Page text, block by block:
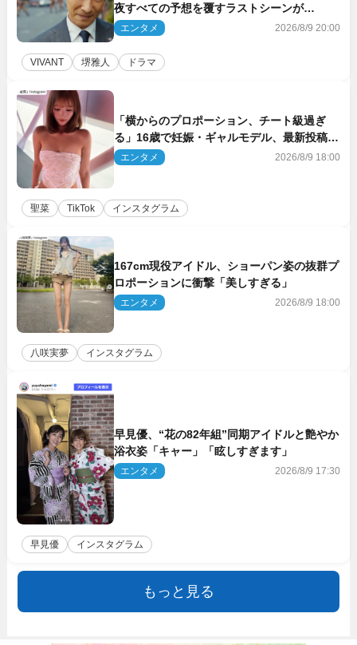
夜すべての予想を覆すラストシーンが…
エンタメ 2026/8/9 20:00
VIVANT 堺雅人 ドラマ
「横からのプロポーション、チート級過ぎ
る」16歳で妊娠・ギャルモデル、最新投稿に
ネット衝撃「美しすぎる」
エンタメ 2026/8/9 18:00
聖菜 TikTok インスタグラム
167cm現役アイドル、ショーパン姿の抜群プ
ロポーションに衝撃「美しすぎる」
エンタメ 2026/8/9 18:00
八咲実夢 インスタグラム
早見優、“花の82年組”同期アイドルと艶やか
浴衣姿「キャー」「眩しすぎます」
エンタメ 2026/8/9 17:30
早見優 インスタグラム
もっと見る